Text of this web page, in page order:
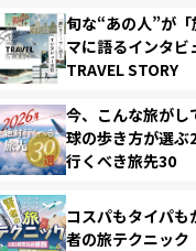
旬な“あの人”が「
マに語るインタビ
TRAVEL STORY
今、こんな旅がし
球の歩き方が選ぶ
行くべき旅先30
コスパもタイパも
者の旅テクニック